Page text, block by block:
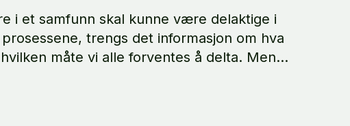
i et samfunn skal kunne være delaktige i
trengs det informasjon om hva
måte vi alle forventes å delta. Men